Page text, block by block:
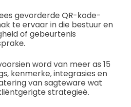
gevorderde QR-kode-
te ervaar in die bestuur en
of gebeurtenis
word van meer as 15
kenmerke, integrasies en
van sagteware wat
strategieë.